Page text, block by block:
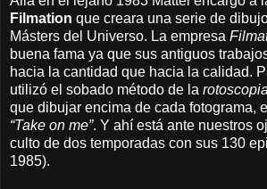
Filmation que creara una serie de
Másters del Universo. La empresa
buena fama ya que sus antiguos
hacia la cantidad que hacia la calidad.
utilizó el sobado método de la rotoscopia
que dibujar encima de cada fotograma,
“Take on me”. Y ahí está ante nuestros
culto de dos temporadas con sus 130
1985).